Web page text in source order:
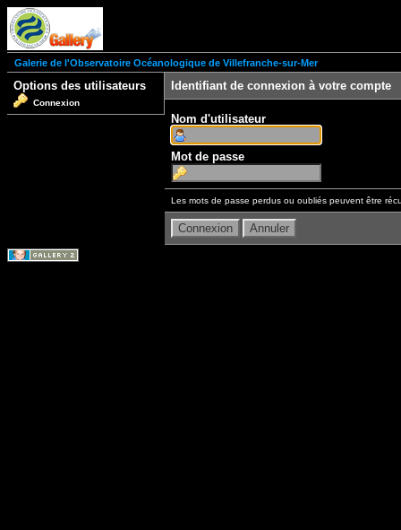
Galerie de l'Observatoire Océanologique de Villefranche-sur-Mer
Options des utilisateurs
Connexion
Identifiant de connexion à votre compte
Nom d'utilisateur
Mot de passe
Les mots de passe perdus ou oubliés peuvent être